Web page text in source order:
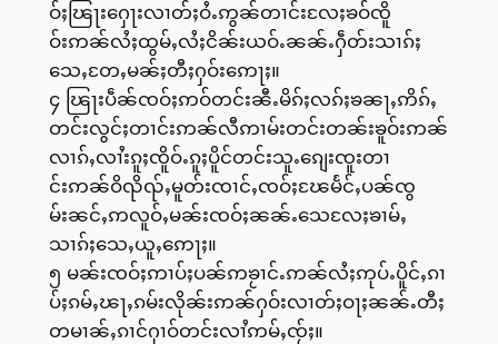
ဝ်ႈၽြႃးႁေႃးလၢတ်ႈဝႆႉဢွၼ်တၢင်းလႄႈၶဝ်ၸိူ
ဝ်းဢၼ်လႆႈထွမ်ႇလႆႈငိၼ်းယဝ်ႉၼၼ်ႉႁဵတ်းသၢၵ်ႈ
သေႇတႄႇမၼ်ႈတီႈႁဝ်းဢေႃႈ။
၄ ၽြႃးပဵၼ်ၸဝ်ႈဢဝ်တင်းၼီႉမိၵ်ႈလၵ်ႈၶၼႃႇဢိၵ်ႇ
တင်းလွင်ႈတၢင်းဢၼ်လီဢၢမ်းတင်းတၼ်းၶူဝ်းဢၼ်
လၢၵ်ႇလၢႆးၵူႈၸိူဝ်ႉၵူႈပိူင်တင်းသူႉၵျေးၸူးတၢ
င်းဢၼ်ဝိၺိၺ်ႇမူတ်းၸၢင်ႇၸဝ်ႈၽႄမႅင်ႇပၼ်ၸွ
မ်းၼင်ႇဢလူဝ်ႇမၼ်းၸဝ်ႈၼၼ်ႉသေလႄႈၶၢမ်ႇ
သၢၵ်ႈသေႇယူႇဢေႃႈ။
၅ မၼ်းၸဝ်ႈဢၢပ်ႈပၼ်ဢၶႂၢင်ႉဢၼ်လႆႈဢုပ်ႉပိူင်ႇၵၢ
ပ်ႈၵမ်ႇၽႃႇၵမ်းလိုၼ်းဢၼ်ႁဝ်းလၢတ်ႈဝႃႈၼၼ်ႉတီႈ
တမၢၼ်ႇၵၢင်ႁၢဝ်တင်းလၢႆဢမ်ႇၸႂ်ႈ။